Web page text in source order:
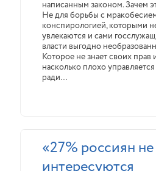
написанным законом. Зачем
Не для борьбы с
конспирологией, которыми
увлекаются и сами
власти выгодно
Которое не знает своих прав
насколько плохо управляется
ради…
«27% россиян не
интересуются